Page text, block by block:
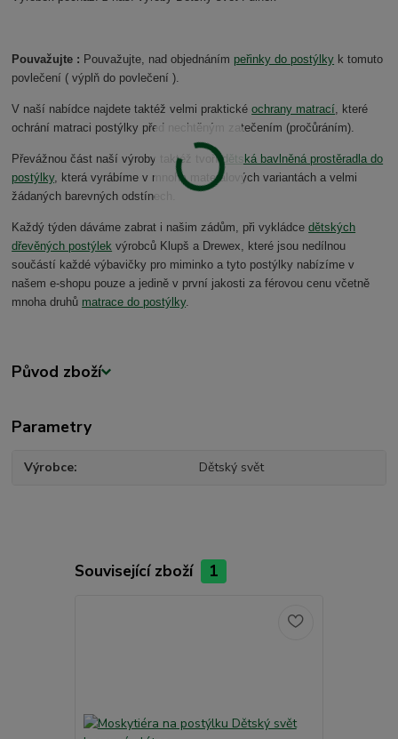
Pouvažujte : Pouvažujte, nad objednáním peřinky do postýlky k tomuto
povlečení ( výplň do povlečení ).
V naší nabídce najdete taktéž velmi praktickéochrany matrací, které
ochrání matraci postýlky před nechtěným zatečením (pročůráním).
Převážnou část naší výroby taktéž tvořídětská bavlněná prostěradla do
postýlky, která vyrábíme v mnoha materálových variantách a velmi
žádaných barevných odstínech.
Každý týden dáváme zabrat i našim zádům, při vykládcedětských
dřevěných postýlek výrobců Klupš a Drewex, které jsou nedílnou
součástí každé výbavičky pro miminko a tyto postýlky nabízíme v
našem e-shopu pouze a jedině v první jakosti za férovou cenu včetně
mnoha druhů matrace do postýlky.
Původ zboží
Parametry
Výrobce Dětský svět
Související zboží 1